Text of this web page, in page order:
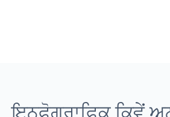
ਇਨਫੋਗ੍ਰਾਫਿਕ ਕਿਵੇਂ